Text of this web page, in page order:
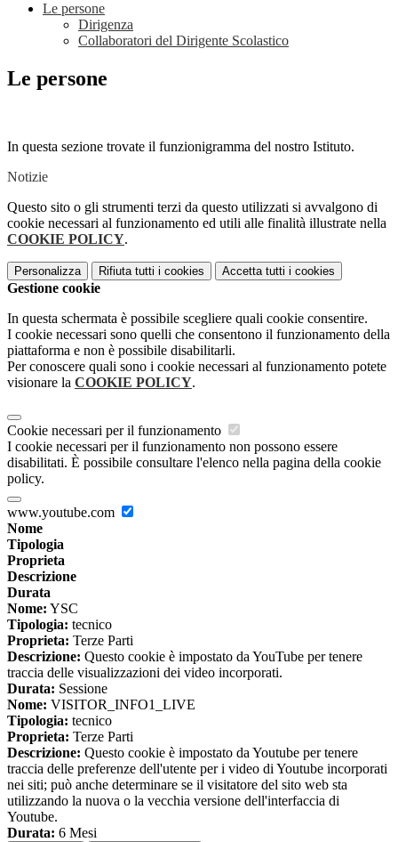
Le persone
Dirigenza
Collaboratori del Dirigente Scolastico
Le persone
In questa sezione trovate il funzionigramma del nostro Istituto.
Notizie
Questo sito o gli strumenti terzi da questo utilizzati si avvalgono di
cookie necessari al funzionamento ed utili alle finalità illustrate nella
COOKIE POLICY.
Personalizza Rifiuta tutti i cookies Accetta tutti i cookies
Gestione cookie
In questa schermata è possibile scegliere quali cookie consentire.
I cookie necessari sono quelli che consentono il funzionamento della
piattaforma e non è possibile disabilitarli.
Per conoscere quali sono i cookie necessari al funzionamento potete
visionare la COOKIE POLICY.
Cookie necessari per il funzionamento
I cookie necessari per il funzionamento non possono essere
disabilitati. È possibile consultare l'elenco nella pagina della cookie
policy.
www.youtube.com
Nome
Tipologia
Proprieta
Descrizione
Durata
Nome: YSC
Tipologia: tecnico
Proprieta: Terze Parti
Descrizione: Questo cookie è impostato da YouTube per tenere
traccia delle visualizzazioni dei video incorporati.
Durata: Sessione
Nome: VISITOR_INFO1_LIVE
Tipologia: tecnico
Proprieta: Terze Parti
Descrizione: Questo cookie è impostato da Youtube per tenere
traccia delle preferenze dell'utente per i video di Youtube incorporati
nei siti; può anche determinare se il visitatore del sito web sta
utilizzando la nuova o la vecchia versione dell'interfaccia di
Youtube.
Durata: 6 Mesi